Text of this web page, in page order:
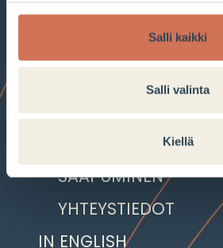
Salli kaikki
Salli valinta
Kiellä
TARJOUKSET JA VINKIT
AJANKOHTAISTA
INFO
VASTUULLISUUS
SAAPUMINEN
YHTEYSTIEDOT
IN ENGLISH